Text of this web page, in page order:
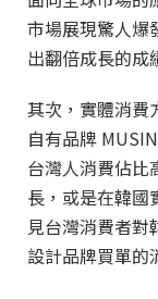
市場展現驚人爆
出翻倍成長的成
其次，實體消費
自有品牌
台灣人消費佔比
長，或是在韓國
見台灣消費者對
設計品牌買單的